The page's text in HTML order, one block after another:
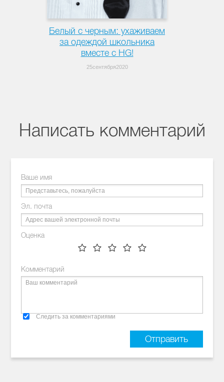
Белый с черным: ухаживаем
за одеждой школьника
вместе с HG!
25сентября2020
Написать комментарий
Ваше имя
Эл. почта
Оценка
Комментарий
Следить за комментариями